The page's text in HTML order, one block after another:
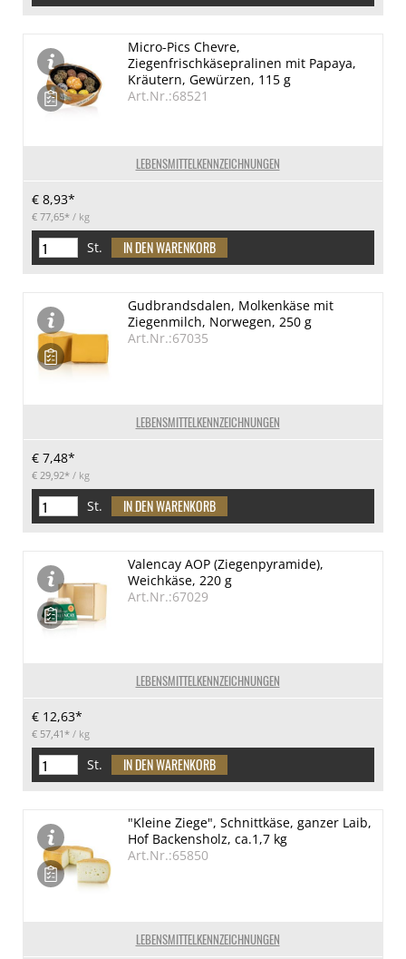
LEBENSMITTELKENNZEICHNUNGEN
Micro-Pics Chevre,
Ziegenfrischkäsepralinen mit Papaya,
Kräutern, Gewürzen, 115 g
Art.Nr.:68521
€ 8,93*
€ 77,65* / kg
St.
LEBENSMITTELKENNZEICHNUNGEN
Gudbrandsdalen, Molkenkäse mit
Ziegenmilch, Norwegen, 250 g
Art.Nr.:67035
€ 7,48*
€ 29,92* / kg
St.
LEBENSMITTELKENNZEICHNUNGEN
Valencay AOP (Ziegenpyramide),
Weichkäse, 220 g
Art.Nr.:67029
€ 12,63*
€ 57,41* / kg
St.
LEBENSMITTELKENNZEICHNUNGEN
"Kleine Ziege", Schnittkäse, ganzer Laib,
Hof Backensholz, ca.1,7 kg
Art.Nr.:65850